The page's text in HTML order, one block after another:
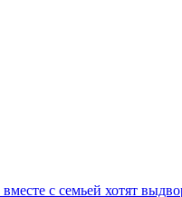
с семьей хотят